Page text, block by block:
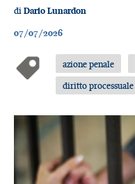
di Dario Lunardon
07/07/2026
azione penale
diritto processuale